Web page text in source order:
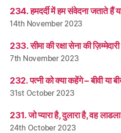
234. हमदर्दी में हम संवेदना जताते हैं
14th November 2023
233. सीमा की रक्षा सेना की ज़िम्मेदारी
7th November 2023
232. पत्नी को क्या कहेंगे – बीवी या
31st October 2023
231. जो प्यारा है, दुलारा है, वह
24th October 2023